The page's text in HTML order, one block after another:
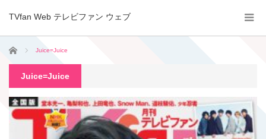
TVfan Web テレビファン ウェブ
ホーム Juice=Juice
Juice=Juice